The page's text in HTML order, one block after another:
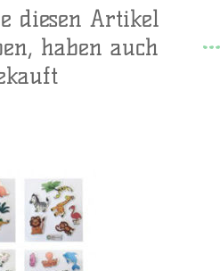
diesen Artikel
haben auch